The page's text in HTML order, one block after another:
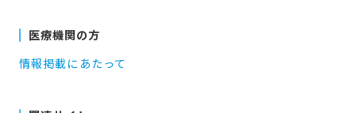
医療機関の方
情報掲載にあたって